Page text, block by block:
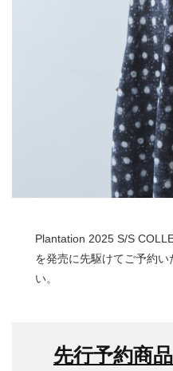
Plantation 2025 S/S
を発売に先駆けてご予約
い。
先行予約商